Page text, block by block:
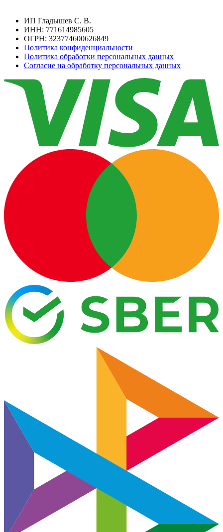
ИП Гладышев С. В.
ИНН: 771614985605
ОГРН: 323774600626849
Политика конфиденциальности
Политика обработки персональных данных
Согласие на обработку персональных данных